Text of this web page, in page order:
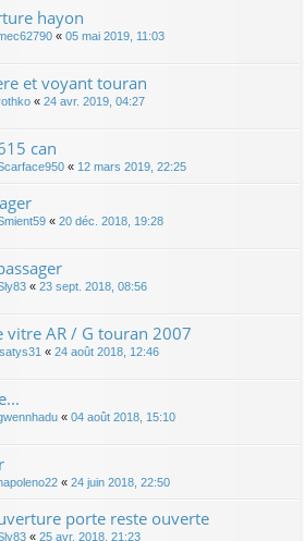
hayon
« 05 mai 2019, 11:03
et voyant touran
« 24 avr. 2019, 04:27
can
« 12 mars 2019, 22:25
« 20 déc. 2018, 19:28
« 23 sept. 2018, 08:56
vitre AR / G touran 2007
« 24 août 2018, 12:46
« 04 août 2018, 15:10
« 24 juin 2018, 22:50
porte reste ouverte
« 25 avr. 2018, 21:23